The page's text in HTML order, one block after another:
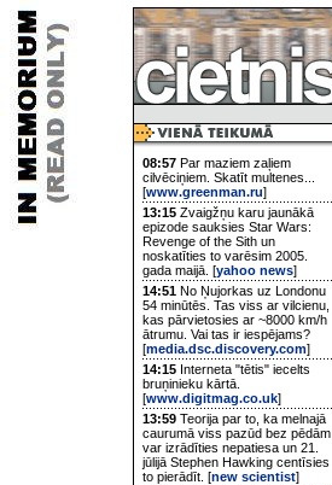
08:57 Par maziem zaļiem
cilvēciņiem. Skatīt multenes...
[www.greenman.ru]
13:15 Zvaigžņu karu jaunākā
epizode sauksies Star Wars:
Revenge of the Sith un
noskatīties to varēsim 2005.
gada maijā. [yahoo news]
14:51 No Ņujorkas uz Londonu
54 minūtēs. Tas viss ar vilcienu,
kas pārvietosies ar ~8000 km/h
ātrumu. Vai tas ir iespējams?
[media.dsc.discovery.com]
14:15 Interneta "tētis" iecelts
bruņinieku kārtā.
[www.digitmag.co.uk]
13:59 Teorija par to, ka melnajā
caurumā viss pazūd bez pēdām
var izrādīties nepatiesa un 21.
jūlijā Stephen Hawking centīsies
to pierādīt. [new scientist]